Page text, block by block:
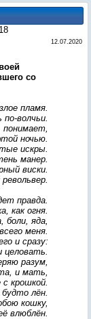
12.07.2020
со
пламя.
волчьи.
ночью.
искры.
манер.
виски.
правда.
как огня.
боли, яда,
меня.
и сразу:
целовать.
разум,
и мать,
крошкой.
лён.
кошку,
влюблён.